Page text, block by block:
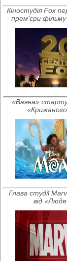
Кіностудія Fox
прем'єри фільму
«Ваяна»
Глава студії
від